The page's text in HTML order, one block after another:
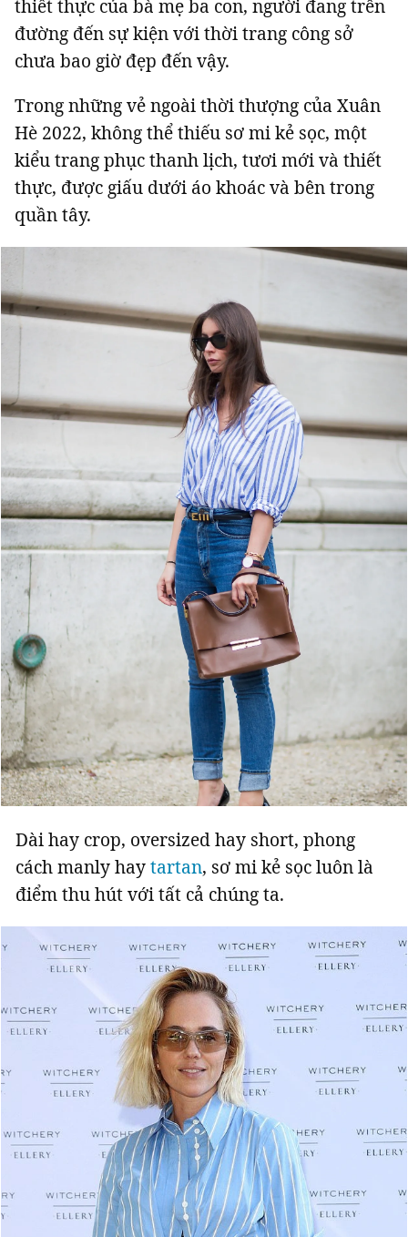
thiết thực của bà mẹ ba con, người đang trên
đường đến sự kiện với thời trang công sở
chưa bao giờ đẹp đến vậy.
Trong những vẻ ngoài thời thượng của Xuân
Hè 2022, không thể thiếu sơ mi kẻ sọc, một
kiểu trang phục thanh lịch, tươi mới và thiết
thực, được giấu dưới áo khoác và bên trong
quần tây.
Dài hay crop, oversized hay short, phong
cách manly haytartan, sơ mi kẻ sọc luôn là
điểm thu hút với tất cả chúng ta.